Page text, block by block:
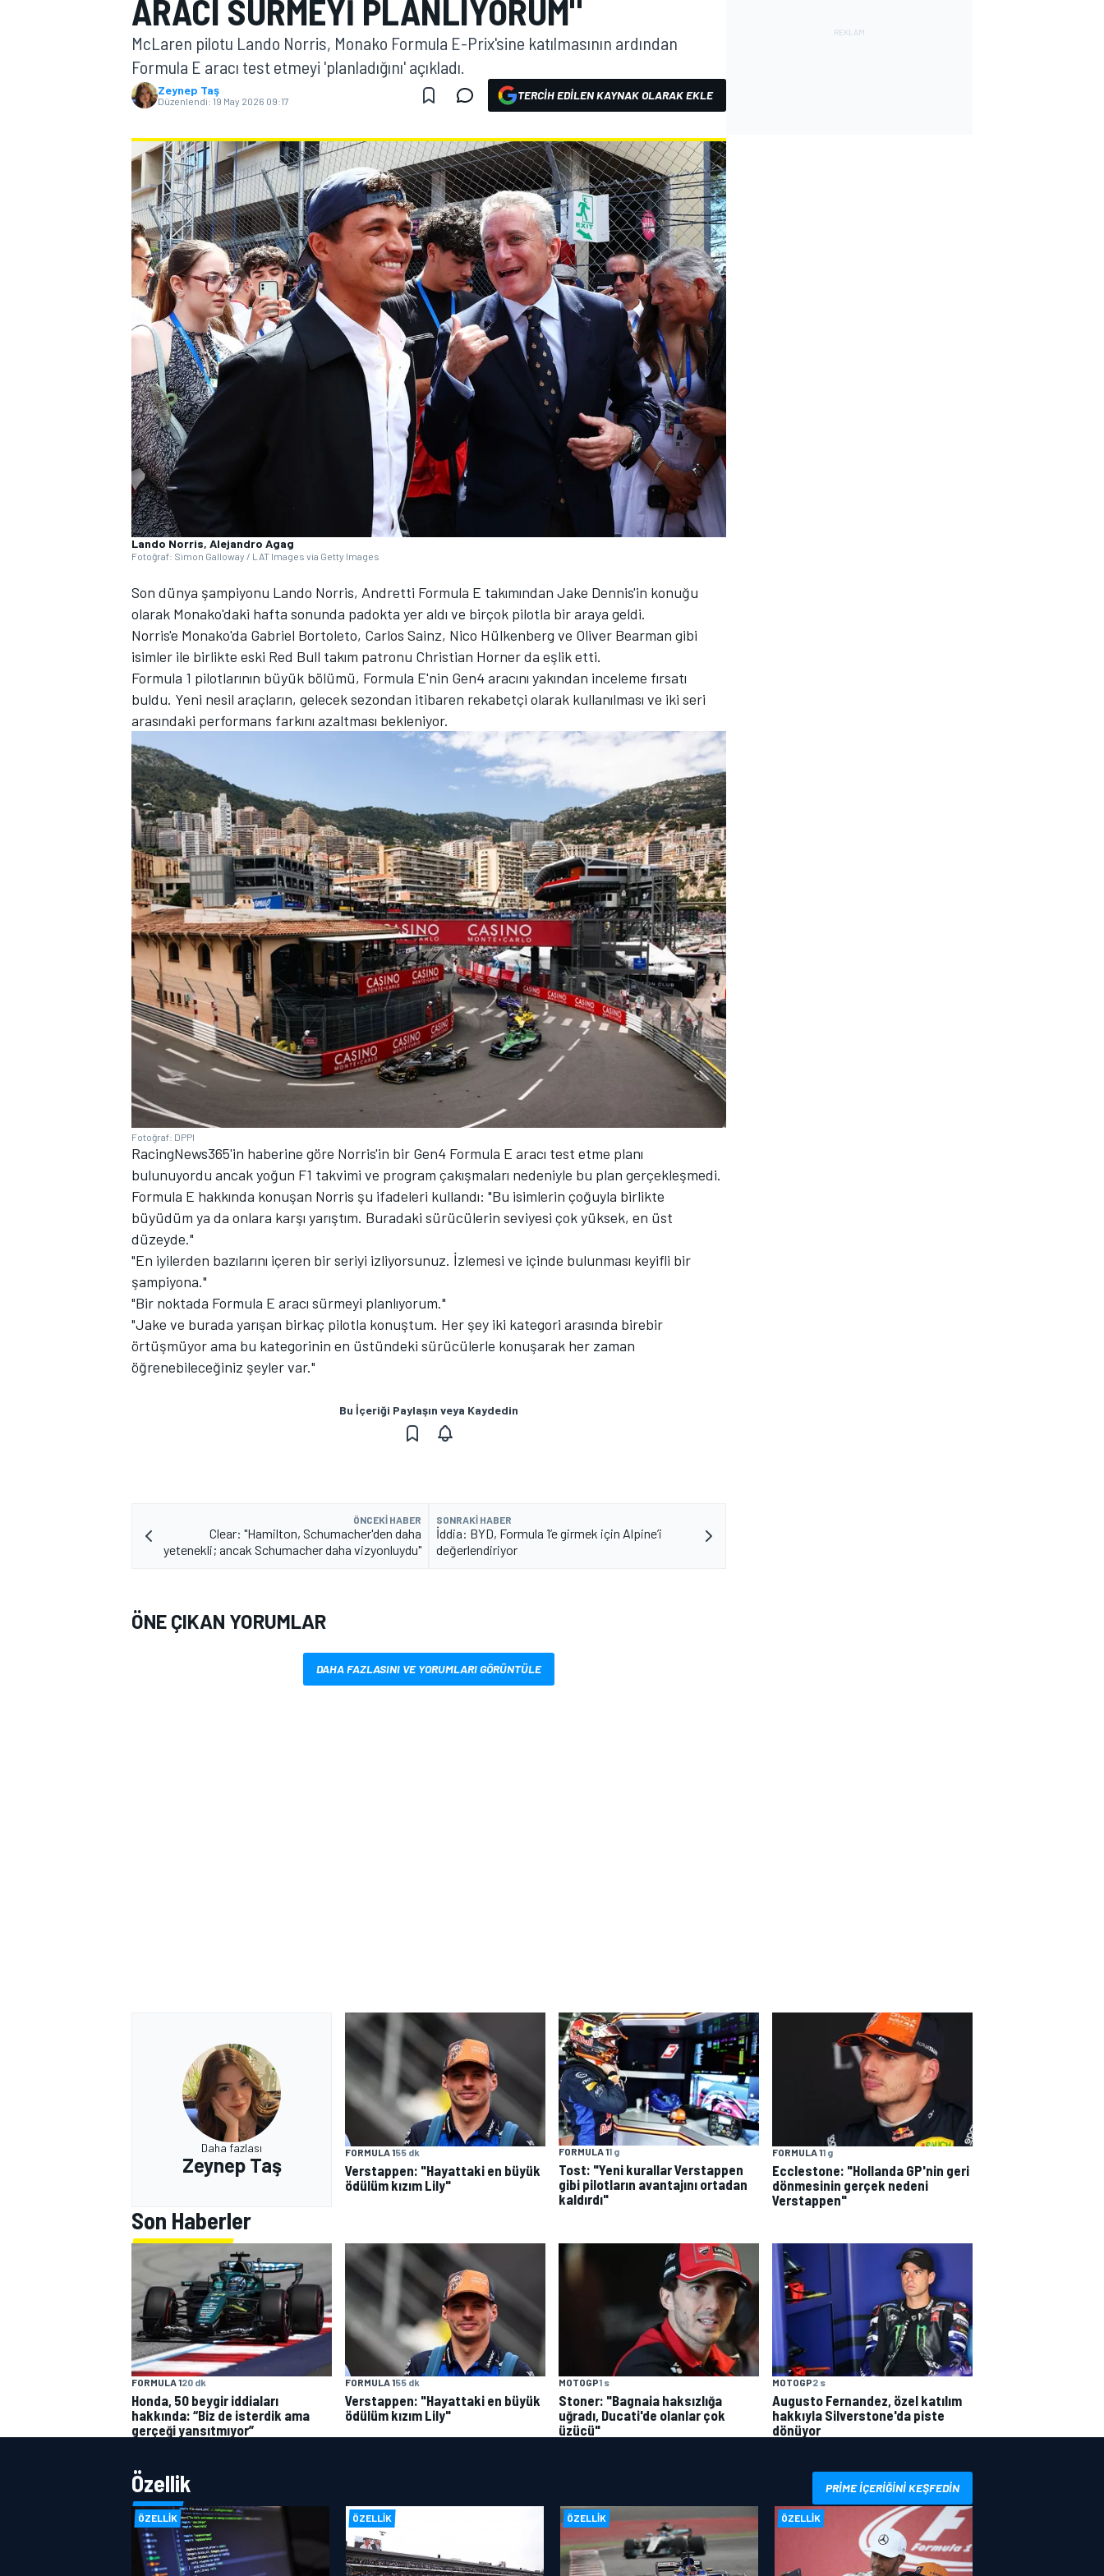
MOTOGP
WORLD SUPERBIKE
WRC
TÜRK SPORCULAR
ARACI SÜRMEYI PLANLIYORUM"
McLaren pilotu Lando Norris, Monako Formula E-Prix'sine katılmasının ardından
Formula E aracı test etmeyi 'planladığını' açıkladı.
Zeynep Taş
Düzenlendi: 19 May 2026 09:17 TERCIH EDILEN KAYNAK OLARAK EKLE
Lando Norris, Alejandro Agag
Fotoğraf: Simon Galloway / LAT Images via Getty Images
Son dünya şampiyonu Lando Norris, Andretti Formula E takımından Jake Dennis'in konuğu
olarak Monako'daki hafta sonunda padokta yer aldı ve birçok pilotla bir araya geldi.
Norris'e Monako'da Gabriel Bortoleto, Carlos Sainz, Nico Hülkenberg ve Oliver Bearman gibi
isimler ile birlikte eski Red Bull takım patronu Christian Horner da eşlik etti.
Formula 1 pilotlarının büyük bölümü, Formula E'nin Gen4 aracını yakından inceleme fırsatı
buldu. Yeni nesil araçların, gelecek sezondan itibaren rekabetçi olarak kullanılması ve iki seri
arasındaki performans farkını azaltması bekleniyor.
Fotoğraf: DPPI
RacingNews365'in haberine göre Norris'in bir Gen4 Formula E aracı test etme planı
bulunuyordu ancak yoğun F1 takvimi ve program çakışmaları nedeniyle bu plan gerçekleşmedi.
Formula E hakkında konuşan Norris şu ifadeleri kullandı: "Bu isimlerin çoğuyla birlikte
büyüdüm ya da onlara karşı yarıştım. Buradaki sürücülerin seviyesi çok yüksek, en üst
düzeyde."
"En iyilerden bazılarını içeren bir seriyi izliyorsunuz. İzlemesi ve içinde bulunması keyifli bir
şampiyona."
"Bir noktada Formula E aracı sürmeyi planlıyorum."
"Jake ve burada yarışan birkaç pilotla konuştum. Her şey iki kategori arasında birebir
örtüşmüyor ama bu kategorinin en üstündeki sürücülerle konuşarak her zaman
öğrenebileceğiniz şeyler var."
Bu İçeriği Paylaşın veya Kaydedin
ÖNCEKI HABER
Clear: "Hamilton, Schumacher'den daha
yetenekli; ancak Schumacher daha vizyonluydu"
SONRAKI HABER
İddia: BYD, Formula 1’e girmek için Alpine’i
değerlendiriyor
ÖNE ÇIKAN YORUMLAR
DAHA FAZLASINI VE YORUMLARI GÖRÜNTÜLE
Daha fazlası
Zeynep Taş
FORMULA 155 dk
Verstappen: "Hayattaki en büyük
ödülüm kızım Lily"
FORMULA 11 g
Tost: "Yeni kurallar Verstappen
gibi pilotların avantajını ortadan
kaldırdı"
FORMULA 11 g
Ecclestone: "Hollanda GP'nin geri
dönmesinin gerçek nedeni
Verstappen"
Son Haberler
FORMULA 120 dk
Honda, 50 beygir iddiaları
hakkında: “Biz de isterdik ama
gerçeği yansıtmıyor”
FORMULA 155 dk
Verstappen: "Hayattaki en büyük
ödülüm kızım Lily"
MOTOGP1 s
Stoner: "Bagnaia haksızlığa
uğradı, Ducati'de olanlar çok
üzücü"
MOTOGP2 s
Augusto Fernandez, özel katılım
hakkıyla Silverstone'da piste
dönüyor
Özellik PRIME IÇERIĞINI KEŞFEDIN
ÖZELLIK ÖZELLIK ÖZELLIK ÖZELLIK